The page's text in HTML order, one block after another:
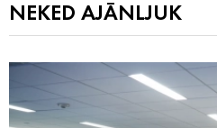
NEKED AJÁNLJUK